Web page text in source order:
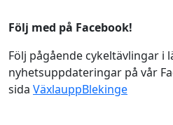
Följ med på Facebook!
Följ pågående cykeltävlingar i
nyhetsuppdateringar på vår
sida VäxlauppBlekinge